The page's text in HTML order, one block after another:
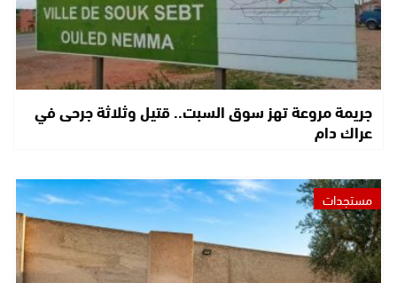
جريمة مروعة تهز سوق السبت.. قتيل وثلاثة جرحى في
عراك دام
مستجدات